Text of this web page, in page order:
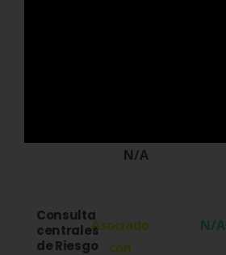
N/A
Consulta
centrales
de Riesgo
N/A